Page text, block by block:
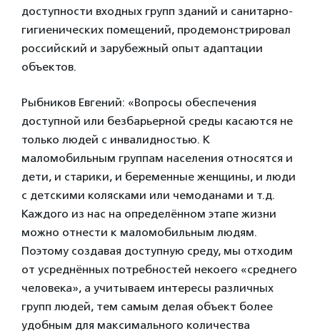
доступности входных групп зданий и санитарно-
гигиенических помещений, продемонстрировал
российский и зарубежный опыт адаптации
объектов.
Рыбников Евгений: «Вопросы обеспечения
доступной или безбарьерной среды касаются не
только людей с инвалидностью. К
маломобильным группам населения относятся и
дети, и старики, и беременные женщины, и люди
с детскими колясками или чемоданами и т.д.
Каждого из нас на определённом этапе жизни
можно отнести к маломобильным людям.
Поэтому создавая доступную среду, мы отходим
от усреднённых потребностей некоего «среднего
человека», а учитываем интересы различных
групп людей, тем самым делая объект более
удобным для максимального количества